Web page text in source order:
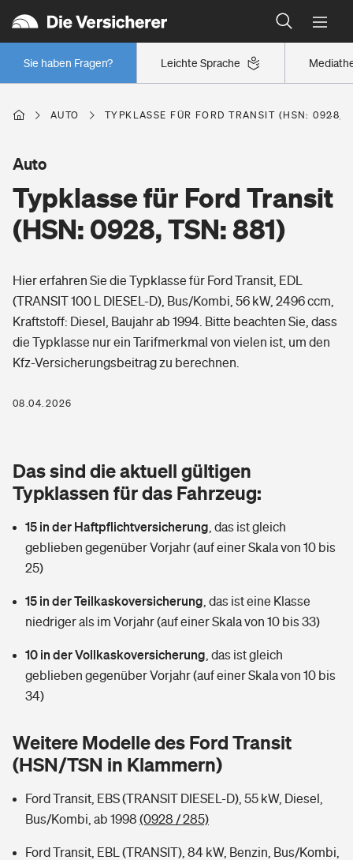
Leichte Sprache
Sie haben Fragen?
Wer versichert was: Jetzt Versicherer finden
Regionalklassen: So ist Ihre Region eingestuft
Wer versichert was: Jetzt Versicherer finden
Berufsunfähigkeitsversicherung
Erwerbsunfähigkeitsversicherung
Grundfähigkeitsversicherung
Arbeitsrechtsschutz
Berufshaftpflichtversicherung
Zur Übersicht
Tools
Wer versichert was: Jetzt Versicherer finden
Sie haben Fragen?
Wohnen
Elementarversicherung
Glasversicherung
Mietkautionsversicherung
Restkreditversicherung
Tools
Hochwasser-Check: Wie gefährdet ist Ihr Haus?
Sie haben Fragen?
Freizeit
Pri­vate Haft­pflicht­
Kinderunfall­ver­si­che­rung
Kinderinvalidität
Hundehalter-Haftpflicht
Handyversicherung
Private Cyberversicherung
Zur Übersicht
Gesundheit
Private Krankenversicherung
Dread-Disease-Versicherung
Tierkrankenversicherung
Zur Übersicht
Tools
Wer versichert was: Jetzt Versicherer finden
Rentenrechner: Wie viel Geld bekomme ich im Alter?
AUTO TYPKLASSE FÜR FORD TRANSIT (HSN: 0928,
Typklasse für Ford Transit
(HSN: 0928, TSN: 881)
Auto
Hier erfahren Sie die Typklasse für Ford Transit, EDL
(TRANSIT 100 L DIESEL-D), Bus/Kombi, 56 kW, 2496 ccm,
Kraftstoff: Diesel, Baujahr ab 1994. Bitte beachten Sie, dass
die Typklasse nur ein Tarifmerkmal von vielen ist, um den
Kfz-Versicherungsbeitrag zu berechnen.
08.04.2026
Das sind die aktuell gültigen
Typklassen für das Fahrzeug:
15 in der Haftpflichtversicherung das ist gleich
geblieben gegenüber Vorjahr (auf einer Skala von 10 bis
25)
15 in der Teilkaskoversicherung das ist eine Klasse
niedriger als im Vorjahr (auf einer Skala von 10 bis 33)
10 in der Vollkaskoversicherung das ist gleich
geblieben gegenüber Vorjahr (auf einer Skala von 10 bis
34)
Weitere Modelle des Ford Transit
(HSN/TSN in Klammern)
Ford Transit, EBS (TRANSIT DIESEL-D), 55 kW, Diesel,
Bus/Kombi, ab 1998 (0928 / 285)
Ford Transit, EBL (TRANSIT), 84 kW, Benzin, Bus/Kombi,